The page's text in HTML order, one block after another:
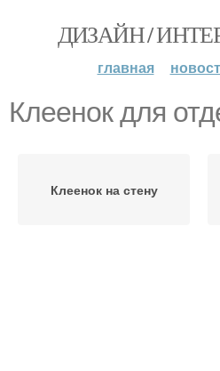
ДИЗАЙН /
главная
Клеенок для
Клеенок на стену